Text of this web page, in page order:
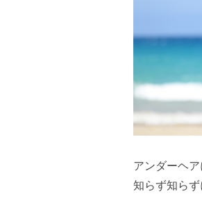
アンダーヘ
知らず知ら